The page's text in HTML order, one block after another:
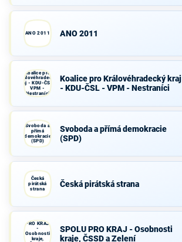
ANO 2011 ANO 2011
Koalice pro
Královéhradecký
kraj - KDU-ČSL -
VPM -
Nestraníci
Koalice pro Královéhradecký kraj
- KDU-ČSL - VPM - Nestraníci
Svoboda a
přímá
demokracie
(SPD)
Svoboda a přímá demokracie
(SPD)
Česká
pirátská
strana
Česká pirátská strana
PRO KRAJ
-
Osobnosti
kraje,
SPOLU PRO KRAJ - Osobnosti
kraje, ČSSD a Zelení